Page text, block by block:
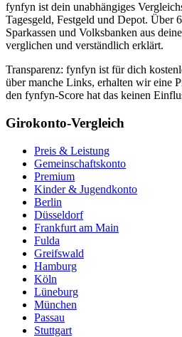
fynfyn ist dein unabhängiges
Tagesgeld, Festgeld und Depot. Über
Sparkassen und Volksbanken aus
verglichen und verständlich erklärt.
Transparenz: fynfyn ist für dich
über manche Links, erhalten wir eine
den fynfyn-Score hat das keinen
Girokonto-Vergleich
Preis & Leistung
Gemeinschaftskonto
Premium
Kinder & Jugendkonto
Berlin
Düsseldorf
Frankfurt am Main
Fulda
Greifswald
Hamburg
Köln
Lüneburg
München
Passau
Stuttgart